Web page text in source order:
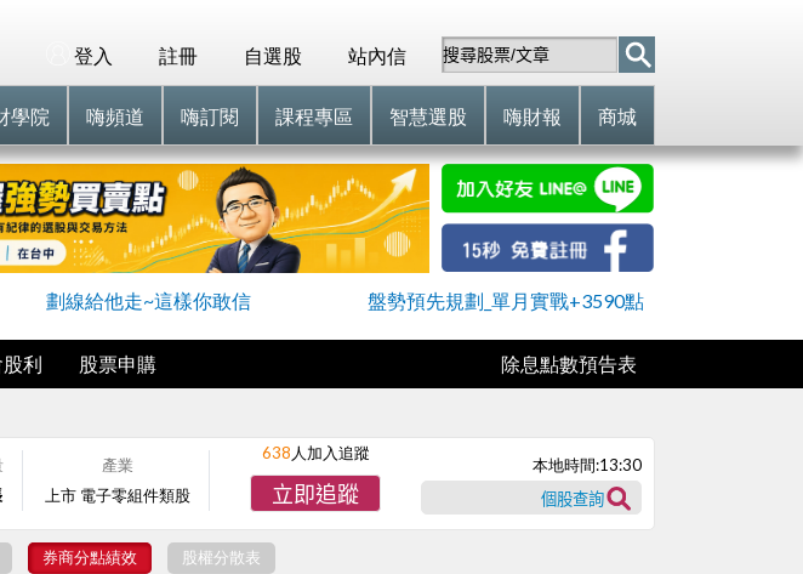
站內信
自選股
註冊
登入
學院 嗨頻道 嗨訂閱 課程專區 智慧選股 嗨財報 商城
劃線給他走~這樣你敢信 盤勢預先規劃_單月實戰+3590點
利 股票申購 除息點數預告表
產業
上市 電子零組件類股
638 人加入追蹤
立即追蹤
本地時間:13:30
券商分點績效 股權分散表